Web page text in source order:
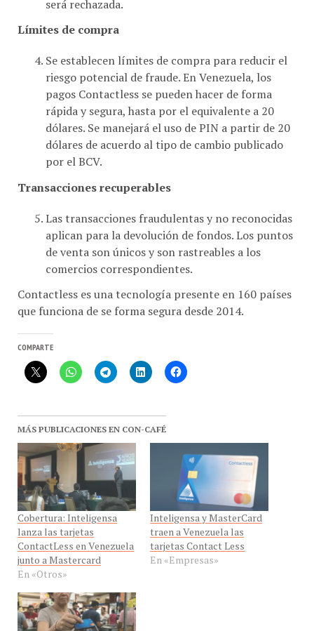
riesgo potencial de fraude. En Venezuela, los
pagos Contactless se pueden hacer de forma
rápida y segura, hasta por el equivalente a 20
dólares. Se manejará el uso de PIN a partir de 20
dólares de acuerdo al tipo de cambio publicado
por el BCV.
aplican para la devolución de fondos. Los puntos
de venta son únicos y son rastreables a los
comercios correspondientes.
que funciona de se forma segura desde 2014.
COMPARTE
MÁS PUBLICACIONES EN CON-CAFÉ
Cobertura: Inteligensa
lanza las tarjetas
ContactLess en Venezuela
junto a Mastercard
En «Otros»
Inteligensa y MasterCard
traen a Venezuela las
tarjetas Contact Less
En «Empresas»